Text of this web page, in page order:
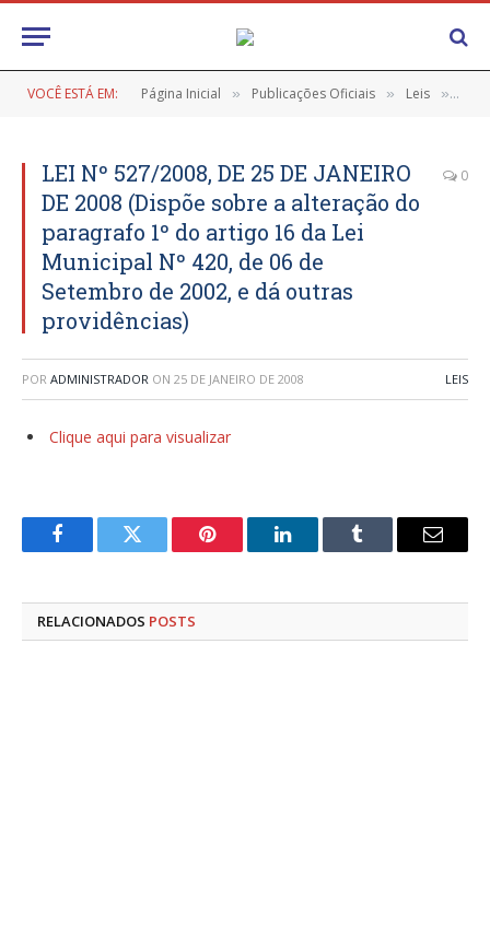
VOCÊ ESTÁ EM: Página Inicial » Publicações Oficiais » Leis »
LEI Nº 527/2008, DE 25 DE JANEIRO
DE 2008 (Dispõe sobre a alteração do
paragrafo 1º do artigo 16 da Lei
Municipal Nº 420, de 06 de
Setembro de 2002, e dá outras
providências)
0
POR ADMINISTRADOR ON 25 DE JANEIRO DE 2008 LEIS
Clique aqui para visualizar
FacebookTwitter Pinterest LinkedInTumblr
E-
RELACIONADOS POSTS